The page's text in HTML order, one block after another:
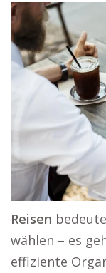
Reisen
wählen – es
effiziente